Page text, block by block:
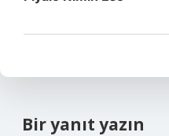
Bir yanıt yazın